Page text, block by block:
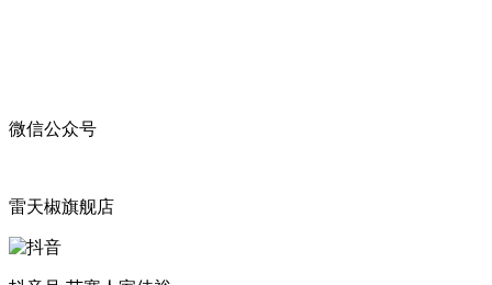
微信公众号
雷天椒旗舰店